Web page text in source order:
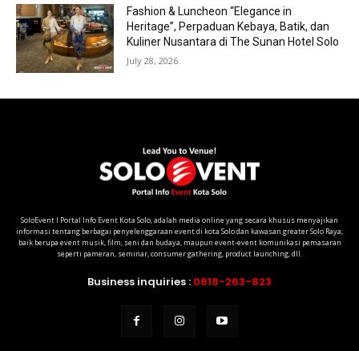
Fashion & Luncheon “Elegance in
Heritage”, Perpaduan Kebaya, Batik, dan
Kuliner Nusantara di The Sunan Hotel Solo
July 28, 2026
SoloEvent I Portal Info Event Kota Solo, adalah media online yang secara khusus menyajikan
informasi tentang berbagai penyelenggaraan event di kota Solo dan kawasan greater Solo Raya;
baik berupa event musik, film, seni dan budaya, maupun event-event komunikasi pemasaran
seperti pameran, seminar, consumer gathering, product launching, dll.
Business inquiries : 0818-263-823